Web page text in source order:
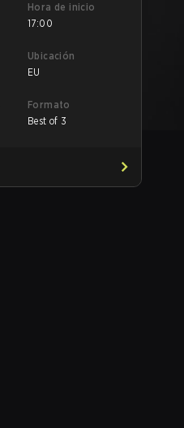
Hora de inicio
17:00
Ubicación
EU
Formato
Best of 3